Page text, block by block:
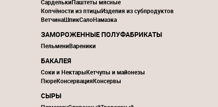
СарделькиПаштеты мясные
Копчёности из птицыИзделия из субпродуктов
ВетчинаШпикСалоНамазка
ЗАМОРОЖЕННЫЕ ПОЛУФАБРИКАТЫ
ПельмениВареники
БАКАЛЕЯ
Соки и НектарыКетчупы и майонезы
ПюреКонсервацияКонсервы
СЫРЫ